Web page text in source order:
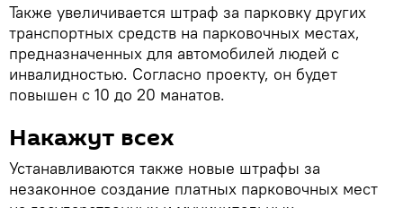
Также увеличивается штраф за парковку других
транспортных средств на парковочных местах,
предназначенных для автомобилей людей с
инвалидностью. Согласно проекту, он будет
повышен с 10 до 20 манатов.
Накажут всех
Устанавливаются также новые штрафы за
незаконное создание платных парковочных мест